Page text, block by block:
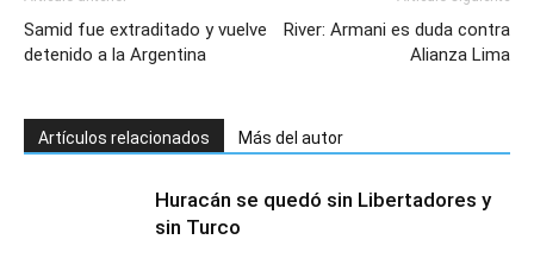
Samid fue extraditado y vuelve
detenido a la Argentina
River: Armani es duda contra
Alianza Lima
Artículos relacionados Más del autor
Huracán se quedó sin Libertadores y
sin Turco